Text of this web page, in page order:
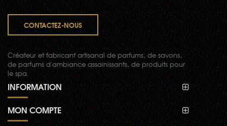
CONTACTEZ-NOUS
Créateur et fabricant artisanal de parfums, de savons,
de parfums d'ambiance assainissants, de produits pour
le spa.
INFORMATION
MON COMPTE